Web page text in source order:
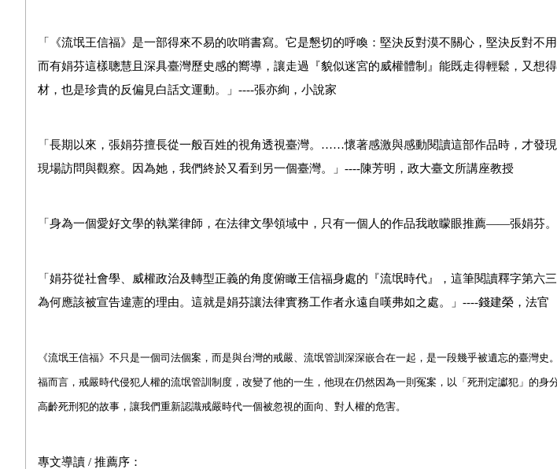
「 《流氓王信福》是一部得來不易的吹哨書寫。它是懇切的呼喚：堅決反對漠不關心，堅決反對
而有娟芬這樣聰慧且深具臺灣歷史感的嚮導，讓走過『貌似迷宮的威權體制』能既走得輕鬆，又想
材，也是珍貴的反偏見白話文運動。
」 ----張亦絢，小說家
「 長期以來，張娟芬擅長從一般百姓的視角透視臺灣。……懷著感激與感動閱讀這部作品時，才發
現場訪問與觀察。因為她，我們終於又看到另一個臺灣。
」 ----陳芳明，政大臺文所講座教授
「 身為一個愛好文學的執業律師，在法律文學領域中，只有一個人的作品我敢矇眼推薦——張娟芬。
「 娟芬從社會學、威權政治及轉型正義的角度俯瞰王信福身處的『流氓時代』，這筆閱讀釋字第六
為何應該被宣告違憲的理由。這就是娟芬讓法律實務工作者永遠自嘆弗如之處。
」 ----錢建榮 ，法官
《流氓王信福》不只是一個司法個案，而是與台灣的戒嚴、流氓管訓深深嵌合在一起，是一段幾乎被遺忘的臺灣史
福而言，戒嚴時代侵犯人權的流氓管訓制度，改變了他的一生，他現在仍然因為一則冤案，以「死刑定讞犯」的身
高齡死刑犯的故事，讓我們重新認識戒嚴時代一個被忽視的面向、對人權的危害。
專文導讀 / 推薦序：